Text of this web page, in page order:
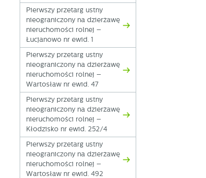
Pierwszy przetarg ustny
nieograniczony na dzierżawę
nieruchomości rolnej –
Łucjanowo nr ewid. 1
Pierwszy przetarg ustny
nieograniczony na dzierżawę
nieruchomości rolnej –
Wartosław nr ewid. 47
Pierwszy przetarg ustny
nieograniczony na dzierżawę
nieruchomości rolnej –
Kłodzisko nr ewid. 252/4
Pierwszy przetarg ustny
nieograniczony na dzierżawę
nieruchomości rolnej –
Wartosław nr ewid. 492